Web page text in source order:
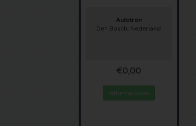
Autotron
Den Bosch, Nederland
€0,00
Informationen